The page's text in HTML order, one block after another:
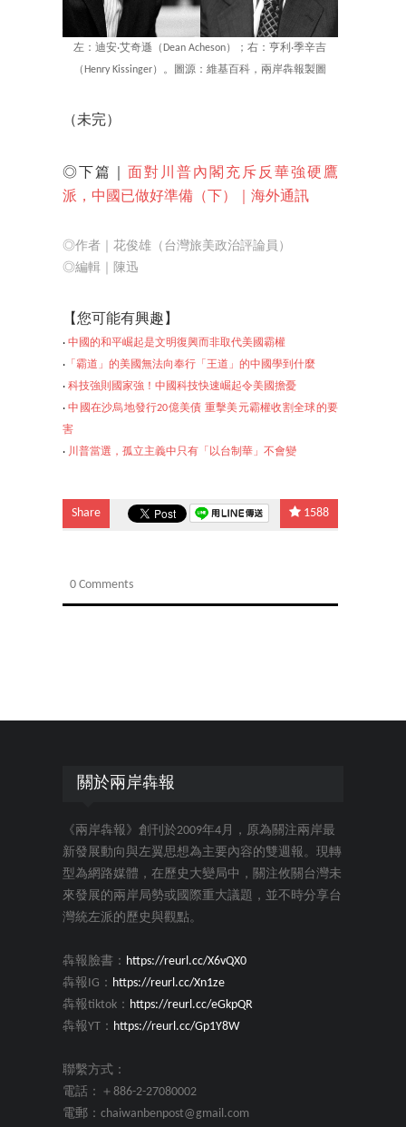
左：迪安‧艾奇遜（Dean Acheson）；右：亨利‧季辛吉
（Henry Kissinger）。圖源：維基百科，兩岸犇報製圖
（未完）
◎下篇｜ 面對川普內閣充斥反華強硬鷹
派，中國已做好準備（下）｜海外通訊
◎作者｜花俊雄（台灣旅美政治評論員）
◎編輯｜陳迅
【您可能有興趣】
‧ 中國的和平崛起是文明復興而非取代美國霸權
‧ 「霸道」的美國無法向奉行「王道」的中國學到什麼
‧ 科技強則國家強！中國科技快速崛起令美國擔憂
‧中國在沙烏地發行20億美債 重擊美元霸權收割全球的要
害
‧ 川普當選，孤立主義中只有「以台制華」不會變
Share 1588
0 Comments
關於兩岸犇報
《兩岸犇報》創刊於2009年4月，原為關注兩岸最
新發展動向與左翼思想為主要內容的雙週報。現轉
型為網路媒體，在歷史大變局中，關注攸關台灣未
來發展的兩岸局勢或國際重大議題，並不時分享台
灣統左派的歷史與觀點。
犇報臉書： https://reurl.cc/X6vQX0
犇報IG： https://reurl.cc/Xn1ze
犇報tiktok： https://reurl.cc/eGkpQR
犇報YT： https://reurl.cc/Gp1Y8W
聯繫方式：
電話：＋886-2-27080002
電郵：chaiwanbenpost@gmail.com